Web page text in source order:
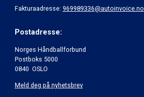
Fakturaadresse: 969989336@autoinvoice.no
Postadresse:
Norges Håndballforbund
Postboks 5000
0840 OSLO
Meld deg på nyhetsbrev